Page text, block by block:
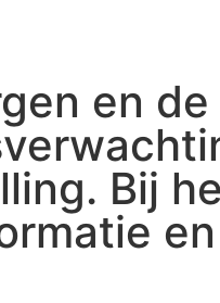
en
Bij